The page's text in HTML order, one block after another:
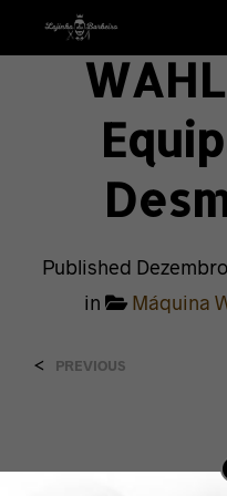
Published
in
Máquina
< PREVIOUS